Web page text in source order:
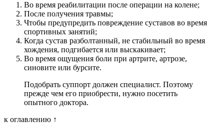
Во время реабилитации после операции на колене;
После получения травмы;
Чтобы предупредить повреждение суставов во время
спортивных занятий;
Когда сустав разболтанный, не стабильный во время
хождения, подгибается или выскакивает;
Во время ощущения боли при артрите, артрозе,
синовите или бурсите.
Подобрать суппорт должен специалист. Поэтому
прежде чем его приобрести, нужно посетить
опытного доктора.
к оглавлению ↑